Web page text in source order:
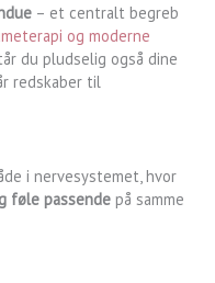
– et centralt begreb
og moderne
du pludselig også dine
redskaber til
i nervesystemet, hvor
føle passende på samme